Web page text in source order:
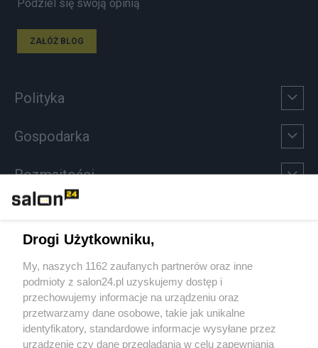
Podziel się swoją opinią
ZAŁÓŻ BLOG
Polityka
Gospodarka
Rozmaitości
Sport
Społeczeństwo
Kultura
Drogi Użytkowniku,
My, naszych 1162 zaufanych partnerów oraz inne
podmioty z salon24.pl uzyskujemy dostęp i
przechowujemy informacje na urządzeniu oraz
przetwarzamy dane osobowe, takie jak unikalne
identyfikatory, standardowe informacje wysyłane przez
urządzenie czy dane przeglądania w celu zapewniania